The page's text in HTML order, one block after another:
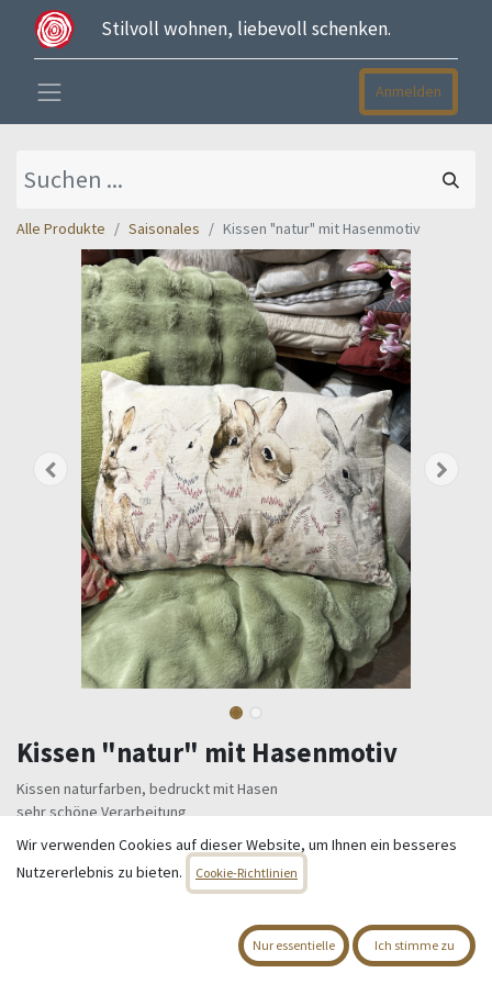
Stilvoll wohnen, liebevoll schenken.
Anmelden
Alle Produkte Saisonales Kissen "natur" mit Hasenmotiv
Kissen "natur" mit Hasenmotiv
Kissen naturfarben, bedruckt mit Hasen
sehr schöne Verarbeitung
100 % Baumwolle, incl. Inlett - 100% Polyester
Wir verwenden Cookies auf dieser Website, um Ihnen ein besseres
Nutzererlebnis zu bieten.
Cookie-Richtlinien
Nur essentielle Ich stimme zu